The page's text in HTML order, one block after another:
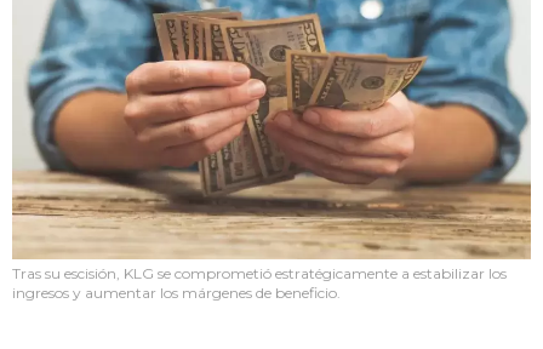
Tras su escisión, KLG se comprometió estratégicamente a estabilizar los
ingresos y aumentar los márgenes de beneficio.